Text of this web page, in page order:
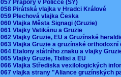
057 Prapory v Poličce (SY)
058 Pirátská vlajka v Hradci Králové
059 Plechová vlajka Česka
060 Vlajka Města Signagi (Gruzie)
061 Vlajky Vatikánu a Gruzie
062 Vlajky Gruzie, EU a Gruzínské
063 Vlajka Gruzie a gruzínské
064 Etalony státního znaku a vlajky
065 Vlajky Gruzie, Tbilisi a EU
066 Vlajka Střediska vexilologických
067 vlajka strany "Aliance gruzínských